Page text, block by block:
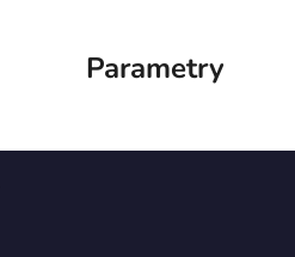
Parametry